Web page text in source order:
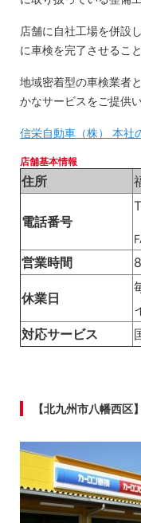
店舗に自社工場を併設
に車検を完了させるこ
地域密着型の車検業者
かなサービスをご提供
信栄自動車（株） 本社
店舗基本情報
住所
電話番号
営業時間
休業日
対応サービス
【北九州市八幡西